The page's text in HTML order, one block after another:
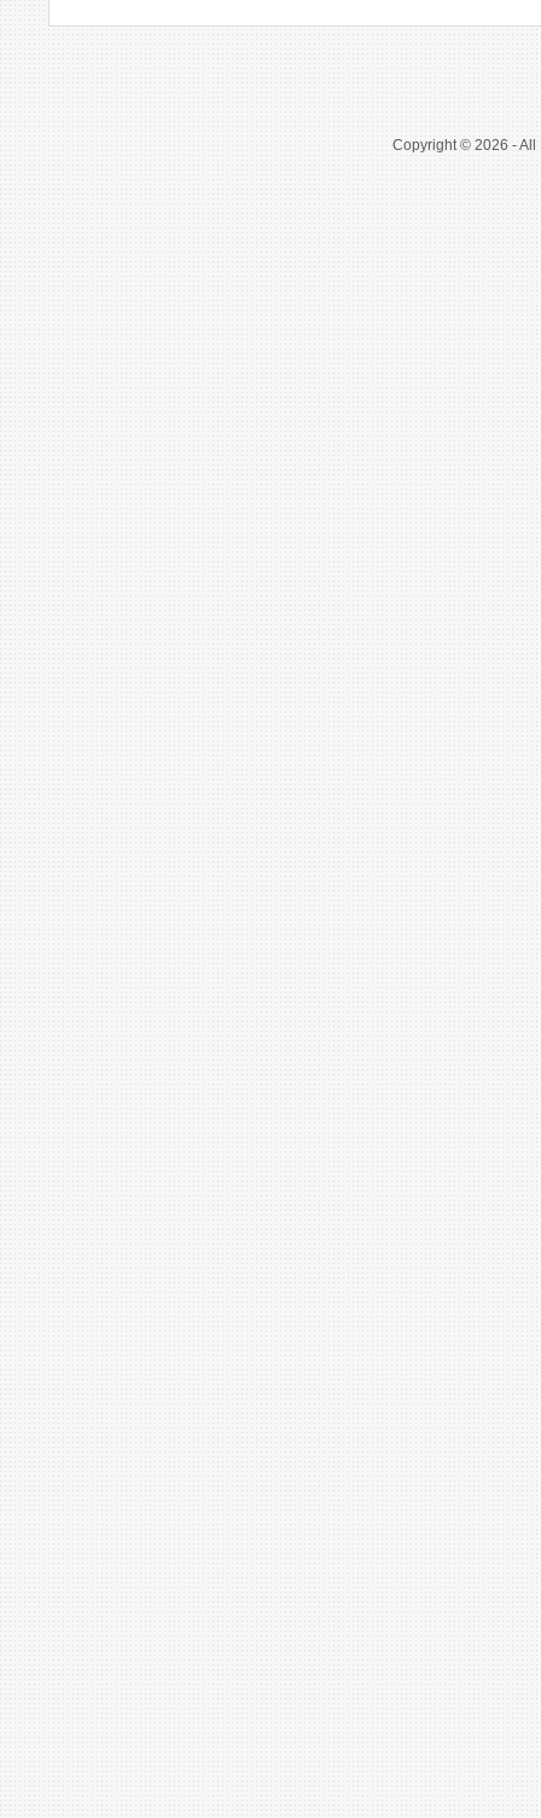
Copyright © 2026 - All